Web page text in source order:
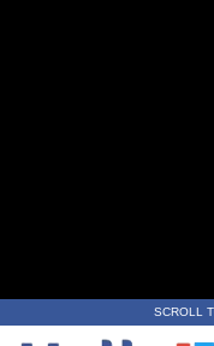
SCROLL